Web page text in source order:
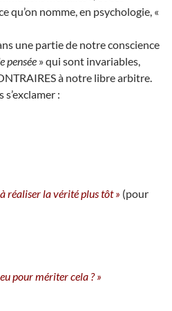
qu’on nomme, en psychologie, «
une partie de notre conscience
pensée » qui sont invariables,
à notre libre arbitre.
:
réaliser la vérité plus tôt » (pour
pour mériter cela ? »